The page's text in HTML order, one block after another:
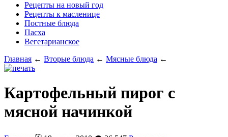
Рецепты на новый год
Рецепты к масленице
Постные блюда
Пасха
Вегетарианское
Главная ← Вторые блюда ← Мясные блюда ←
Картофельный пирог с
мясной начинкой